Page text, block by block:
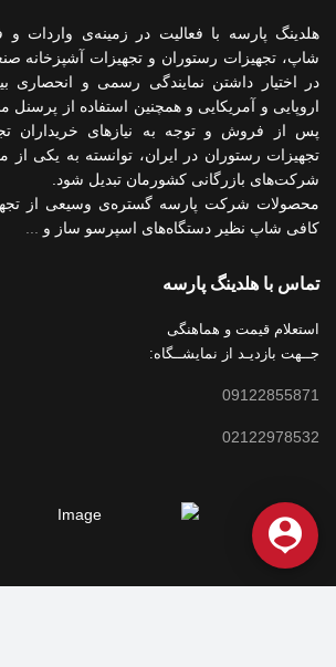
هلدینگ پارسه با فعالیت در زمینه‌ی واردات
اروپایی و آمریکایی و همچنین استفاده از
پس از فروش و توجه به نیازهای خریداران
تجهیزات رستوران در ایران، توانسته به یکی از
شرکت‌های بازرگانی کشورمان تبدیل شود.
محصولات شرکت پارسه گستره‌ی وسیعی از
کافی شاپ نظیر دستگاه‌های اسپرسو ساز و ...
تماس با هلدینگ پارسه
استعلام قیمت و هماهنگی
جــهت بازدیـد از نمایشــگاه:
09122855871
02122978532
